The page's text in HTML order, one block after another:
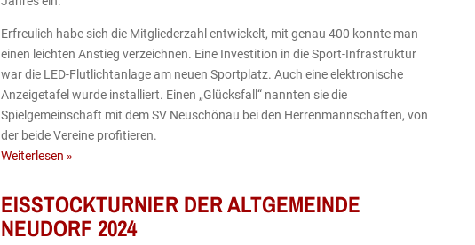
Erfreulich habe sich die Mitgliederzahl entwickelt, mit genau 400 konnte man
einen leichten Anstieg verzeichnen. Eine Investition in die Sport-Infrastruktur
war die LED-Flutlichtanlage am neuen Sportplatz. Auch eine elektronische
Anzeigetafel wurde installiert. Einen „Glücksfall“ nannten sie die
Spielgemeinschaft mit dem SV Neuschönau bei den Herrenmannschaften, von
der beide Vereine profitieren.
Weiterlesen »
EISSTOCKTURNIER DER ALTGEMEINDE
NEUDORF 2024